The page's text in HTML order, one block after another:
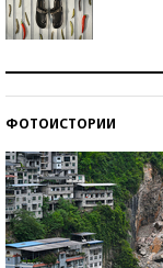
ФОТОИСТОРИИ